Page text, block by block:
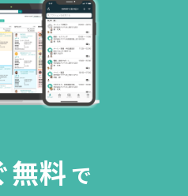
無料 で